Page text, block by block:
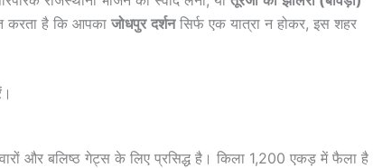
करता है कि आपका जोधपुर दर्शनसिर्फ एक यात्रा न होकर, इस शहर
और बलिष्ठ गेट्स के लिए प्रसिद्ध है। किला 1,200 एकड़ में फैला है